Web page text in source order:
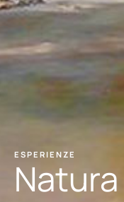
ESPERIENZE
Natura